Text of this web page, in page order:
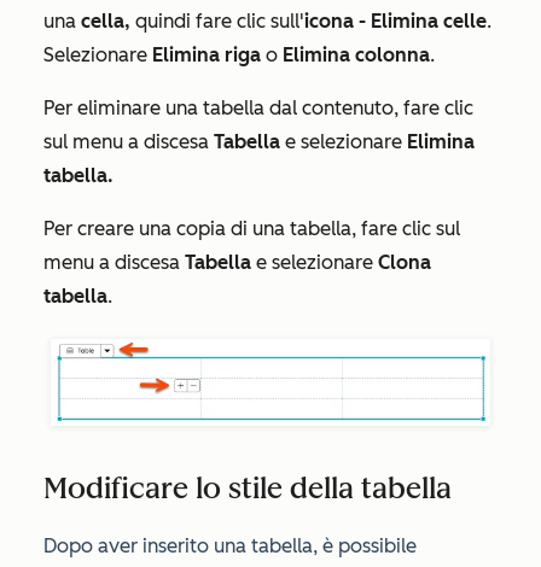
una cella, quindi fare clic sull'icona - Elimina celle.
Selezionare Elimina riga o Elimina colonna.
Per eliminare una tabella dal contenuto, fare clic
sul menu a discesa Tabella e selezionare Elimina
tabella.
Per creare una copia di una tabella, fare clic sul
menu a discesa Tabella e selezionare Clona
tabella.
Modificare lo stile della tabella
Dopo aver inserito una tabella, è possibile